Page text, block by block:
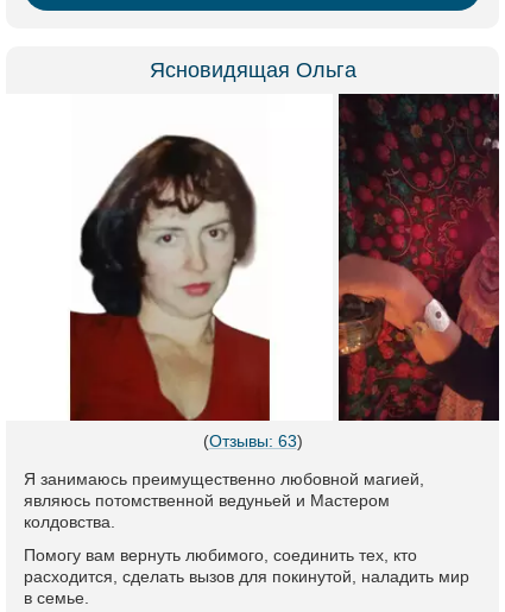
Ясновидящая Ольга
(Отзывы: 63)
Я занимаюсь преимущественно любовной магией,
являюсь потомственной ведуньей и Мастером
колдовства.
Помогу вам вернуть любимого, соединить тех, кто
расходится, сделать вызов для покинутой, наладить мир
в семье.